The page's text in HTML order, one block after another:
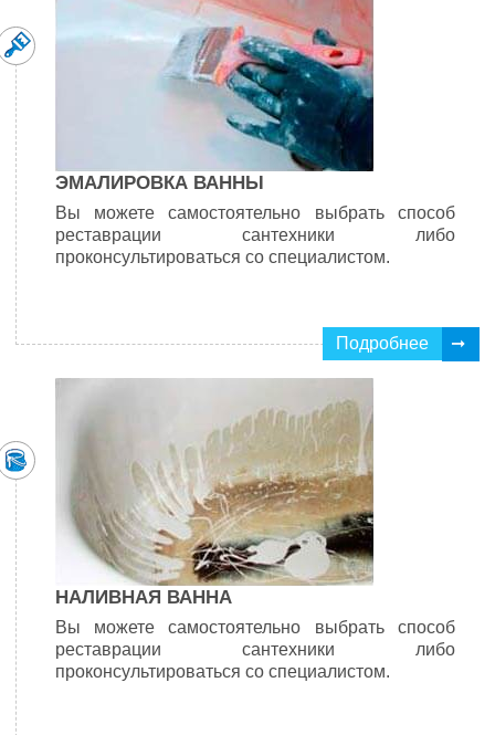
ЭМАЛИРОВКА ВАННЫ
Вы можете самостоятельно выбрать способ
реставрации сантехники либо
проконсультироваться со специалистом.
Подробнее
НАЛИВНАЯ ВАННА
Вы можете самостоятельно выбрать способ
реставрации сантехники либо
проконсультироваться со специалистом.